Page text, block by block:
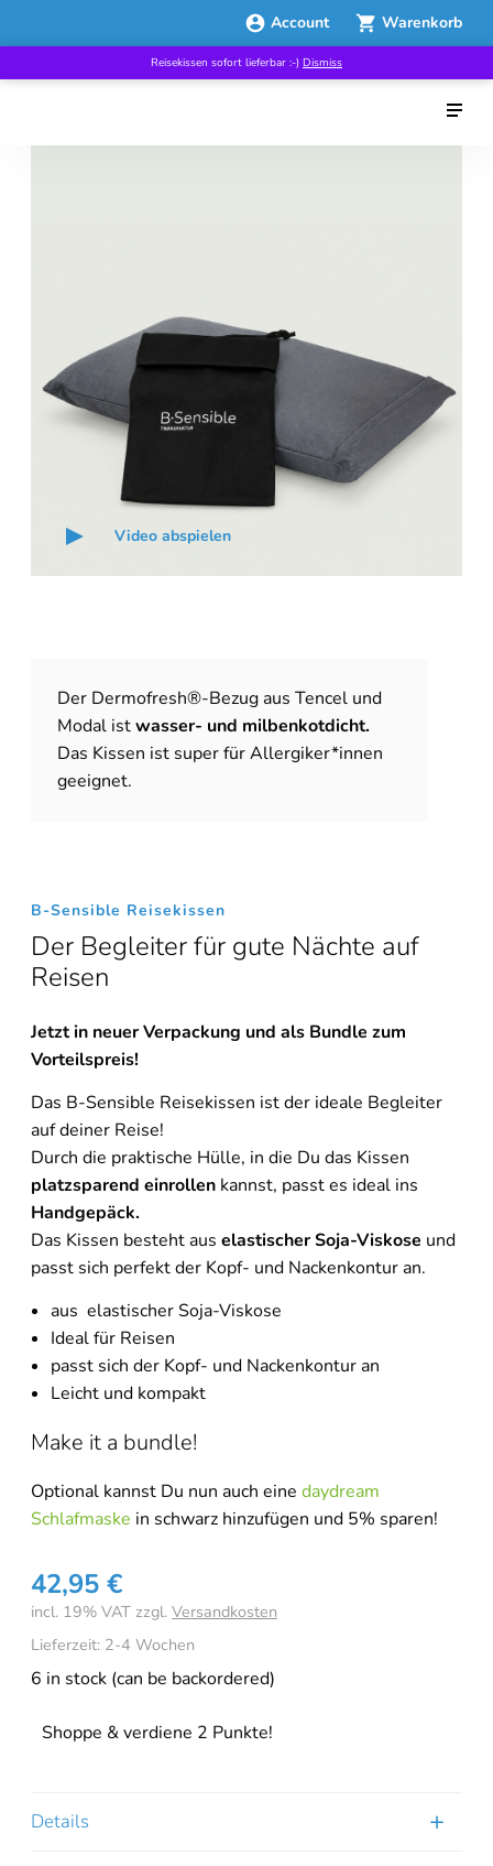
Account Warenkorb
Reisekissen sofort lieferbar :-) Dismiss
Video abspielen
Der Dermofresh®-Bezug aus Tencel und
Modal istwasser- und milbenkotdicht.
Das Kissen ist super für Allergiker*innen
geeignet.
B-Sensible Reisekissen
Der Begleiter für gute Nächte auf
Reisen
Jetzt in neuer Verpackung und als Bundle zum
Vorteilspreis!
Das B-Sensible Reisekissen ist der ideale Begleiter
auf deiner Reise!
Durch die praktische Hülle, in die Du das Kissen
platzsparend einrollen kannst, passt es ideal ins
Handgepäck.
Das Kissen besteht aus elastischer Soja-Viskose und
passt sich perfekt der Kopf- und Nackenkontur an.
aus elastischer Soja-Viskose
Ideal für Reisen
passt sich der Kopf- und Nackenkontur an
Leicht und kompakt
Make it a bundle!
Optional kannst Du nun auch eine daydream
Schlafmaske in schwarz hinzufügen und 5% sparen!
42,95 €
incl. 19% VAT zzgl. Versandkosten
Lieferzeit: 2-4 Wochen
6 in stock (can be backordered)
Shoppe & verdiene 2 Punkte!
Details
[borlabs-cookie id="booking-time" type="content-blocker"]